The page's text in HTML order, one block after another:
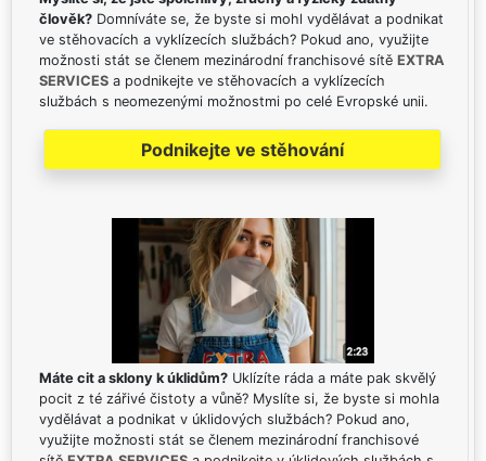
člověk? Domníváte se, že byste si mohl vydělávat a podnikat
ve stěhovacích a vyklízecích službách? Pokud ano, využijte
možnosti stát se členem mezinárodní franchisové sítě EXTRA
SERVICES a podnikejte ve stěhovacích a vyklízecích
službách s neomezenými možnostmi po celé Evropské unii.
Podnikejte ve stěhování
Máte cit a sklony k úklidům? Uklízíte ráda a máte pak skvělý
pocit z té zářivé čistoty a vůně? Myslíte si, že byste si mohla
vydělávat a podnikat v úklidových službách? Pokud ano,
využijte možnosti stát se členem mezinárodní franchisové